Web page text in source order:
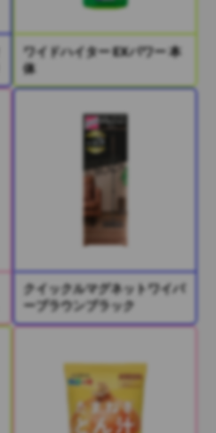
ワイドハイター EXパワー 本
体
クイックルマグネットワイパ
ーブラウンブラック